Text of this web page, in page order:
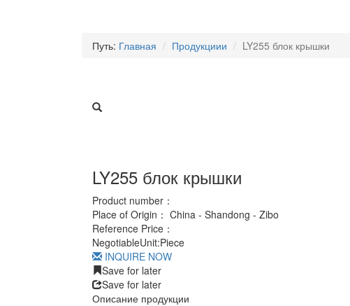
Путь: Главная Продукциии LY255 блок крышки
LY255 блок крышки
Product number：
Place of Origin： China - Shandong - Zibo
Reference Price：
NegotiableUnit:Piece
INQUIRE NOW
Save for later
Save for later
Описание продукции